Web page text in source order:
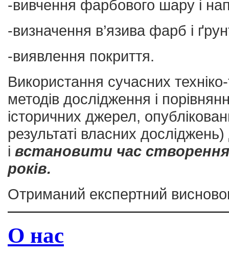
-вивчення фарбового шару і
-визначення в’язива фарб і
-виявлення покриття.
Використання сучасних техніко-
методів дослідження і
історичних джерел,
результаті власних
і встановити час
років.
Отриманий експертний
О нас